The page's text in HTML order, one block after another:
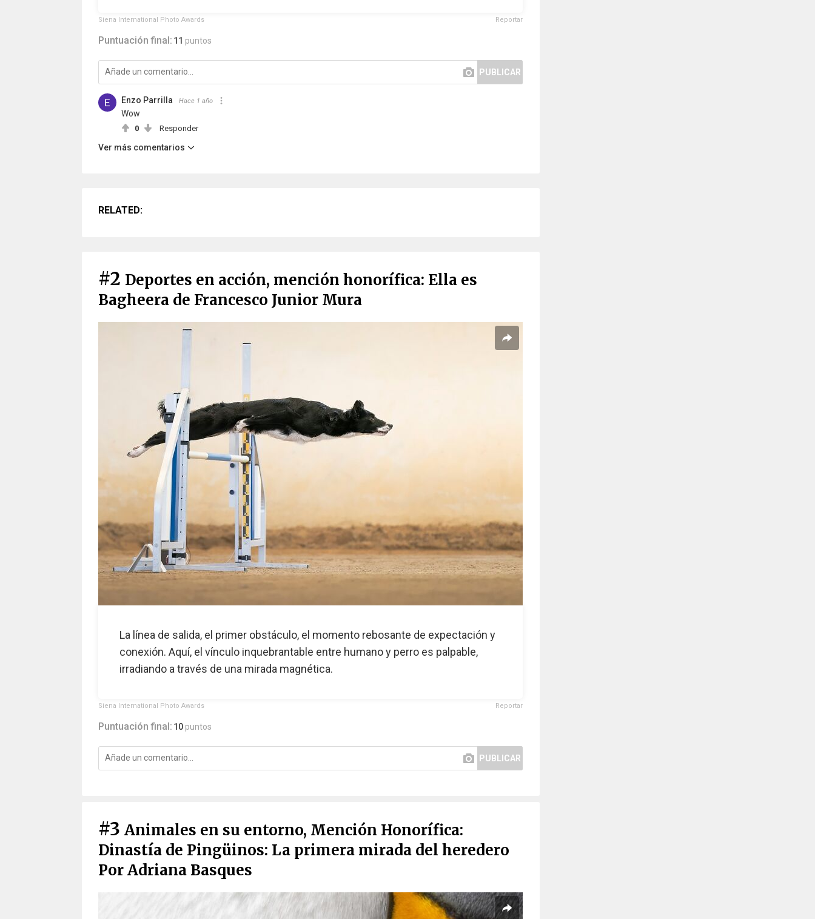
Siena International Photo Awards Reportar
Puntuación final: 11 puntos
PUBLICAR
Enzo Parrilla Hace 1 año
Wow
0 Responder
Ver más comentarios
RELATED:
#2 Deportes en acción, mención honorífica: Ella es
Bagheera de Francesco Junior Mura
La línea de salida, el primer obstáculo, el momento rebosante de expectación y
conexión. Aquí, el vínculo inquebrantable entre humano y perro es palpable,
irradiando a través de una mirada magnética.
Siena International Photo Awards Reportar
Puntuación final: 10 puntos
PUBLICAR
#3 Animales en su entorno, Mención Honorífica:
Dinastía de Pingüinos: La primera mirada del heredero
Por Adriana Basques